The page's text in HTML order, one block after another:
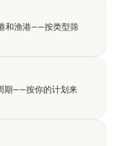
和渔港——按类型筛
期——按你的计划来